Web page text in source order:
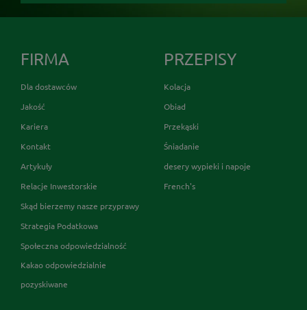
FIRMA
Dla dostawców
Jakość
Kariera
Kontakt
Artykuły
Relacje Inwestorskie
Skąd bierzemy nasze przyprawy
Strategia Podatkowa
Społeczna odpowiedzialność
Kakao odpowiedzialnie
pozyskiwane
PRZEPISY
Kolacja
Obiad
Przekąski
Śniadanie
desery wypieki i napoje
French's